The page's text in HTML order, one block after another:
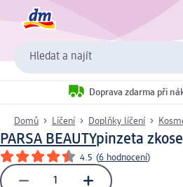
Hledat a najít
Doprava zdarma při
Domů Líčení Doplňky líčení
PARSA BEAUTYpinzeta
4.5 (6 hodnocení)